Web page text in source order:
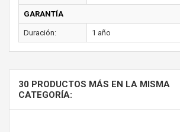
GARANTÍA
Duración: 1 año
30 PRODUCTOS MÁS EN LA MISMA
CATEGORÍA: